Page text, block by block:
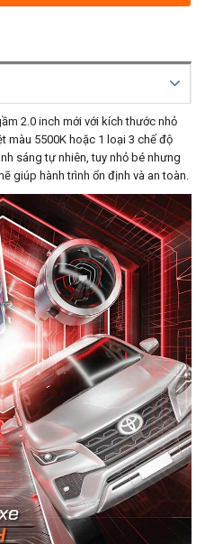
2.0 inch mới với kích thước nhỏ
màu 5500K hoặc 1 loại 3 chế độ
sáng tự nhiên, tuy nhỏ bé nhưng
giúp hành trình ổn định và an toàn.